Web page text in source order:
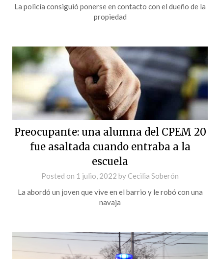
La policía consiguió ponerse en contacto con el dueño de la
propiedad
Preocupante: una alumna del CPEM 20
fue asaltada cuando entraba a la
escuela
Posted on 1 julio, 2022 by Cecilia Soberón
La abordó un joven que vive en el barrio y le robó con una
navaja